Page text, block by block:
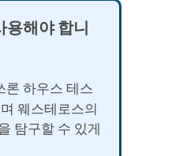
용해야 합니
론 하우스 테스
웨스테로스의
탐구할 수 있게